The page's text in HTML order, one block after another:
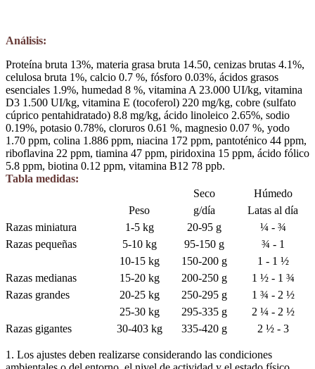
Análisis:
Proteína bruta 13%, materia grasa bruta 14.50, cenizas brutas 4.1%,
celulosa bruta 1%, calcio 0.7 %, fósforo 0.03%, ácidos grasos
esenciales 1.9%, humedad 8 %, vitamina A 23.000 UI/kg, vitamina
D3 1.500 UI/kg, vitamina E (tocoferol) 220 mg/kg, cobre (sulfato
cúprico pentahidratado) 8.8 mg/kg, ácido linoleico 2.65%, sodio
0.19%, potasio 0.78%, cloruros 0.61 %, magnesio 0.07 %, yodo
1.70 ppm, colina 1.886 ppm, niacina 172 ppm, pantoténico 44 ppm,
riboflavina 22 ppm, tiamina 47 ppm, piridoxina 15 ppm, ácido fólico
5.8 ppm, biotina 0.12 ppm, vitamina B12 78 ppb.
Tabla medidas:
Seco
Húmedo
Peso
g/día
Latas al día
Razas miniatura
1-5 kg 20-95 g
¼ - ¾
Razas pequeñas
5-10 kg 95-150 g
¾ - 1
10-15 kg
150-200 g
1 - 1 ½
Razas medianas
15-20 kg 200-250 g
1 ½ - 1 ¾
Razas grandes
20-25 kg 250-295 g
1 ¾ - 2 ½
25-30 kg
295-335 g
2 ¼ - 2 ½
Razas gigantes
30-403kg 335-420 g 2 ½ - 3
1. Los ajustes deben realizarse considerando las condiciones